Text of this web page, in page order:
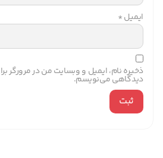
ایمیل*
ذخیره نام، ایمیل و وبسایت من در مرورگر
دیدگاهی می‌نویسم.